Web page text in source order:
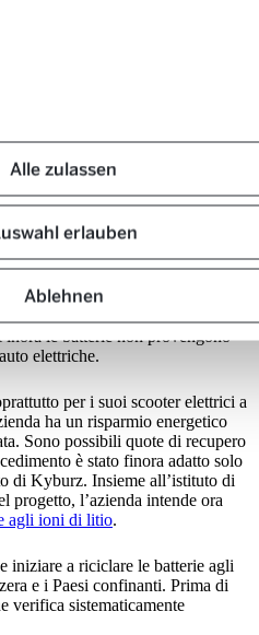
Alle zulassen
erlauben
Ablehnen
le aziende di riciclaggio
le batterie vengono riciclate dai
casi coperti da garanzia.
svizzere che
le batterie non provengono
elettriche.
per i suoi scooter elettrici a
ha un risparmio energetico
Sono possibili quote di recupero
è stato finora adatto solo
di Kyburz. Insieme all’istituto di
progetto, l’azienda intende ora
agli ioni di litio.
iniziare a riciclare le batterie agli
e i Paesi confinanti. Prima di
verifica sistematicamente